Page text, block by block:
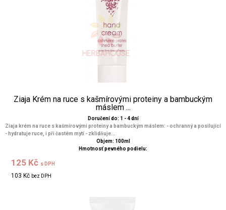
Ziaja Krém na ruce s kašmírovými proteiny a bambuckým
máslem ...
Doručení do: 1 - 4 dní
Ziaja krém na ruce s kašmírovými proteiny a bambuckým máslem: - ochranný a posilující
- hydratuje ruce, i při častém mytí - zklidňuje...
Objem: 100ml
Hmotnosť pevného podielu:
125 Kč s DPH
103 Kč bez DPH